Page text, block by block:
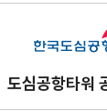
도심공항타워